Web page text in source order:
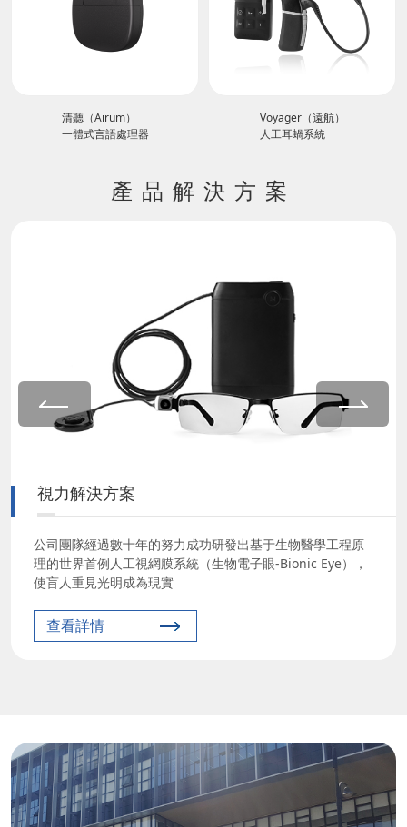
Voyager（遠航）
人工耳蝸系統
穿戴式經皮脛神經刺
產品解決方案
視力解決方案
公司團隊經過數十年的努力成功研發出基于生物醫學工程原
理的世界首例人工視網膜系統（生物電子眼-Bionic Eye），
使盲人重見光明成為現實
查看詳情